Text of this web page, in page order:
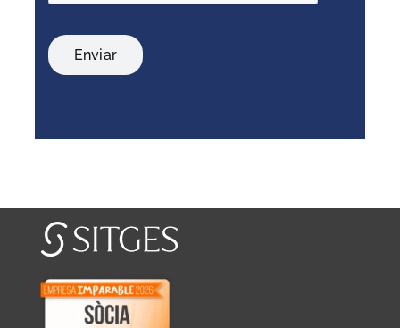
Enviar